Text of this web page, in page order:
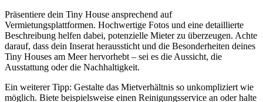
Präsentiere dein Tiny House ansprechend auf
Vermietungsplattformen. Hochwertige Fotos und eine detaillierte
Beschreibung helfen dabei, potenzielle Mieter zu überzeugen. Achte
darauf, dass dein Inserat heraussticht und die Besonderheiten deines
Tiny Houses am Meer hervorhebt – sei es die Aussicht, die
Ausstattung oder die Nachhaltigkeit.
Ein weiterer Tipp: Gestalte das Mietverhältnis so unkompliziert wie
möglich. Biete beispielsweise einen Reinigungsservice an oder halte